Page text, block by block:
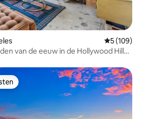
5 (109)
van de eeuw in de Hollywood Hills,